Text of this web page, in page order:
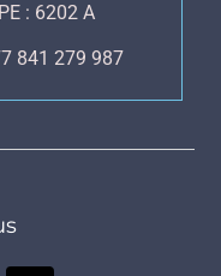
: 6202 A
841 279 987